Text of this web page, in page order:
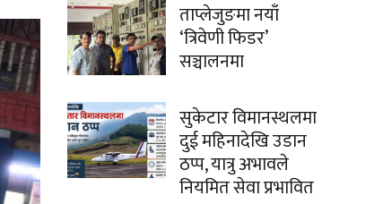
ताप्लेजुङमा नयाँ
‘त्रिवेणी फिडर’
सञ्चालनमा
सुकेटार विमानस्थलमा
दुई महिनादेखि उडान
ठप्प, यात्रु अभावले
नियमित सेवा प्रभावित